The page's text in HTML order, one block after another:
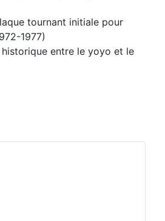
tournant initiale pour
1977)
entre le yoyo et le